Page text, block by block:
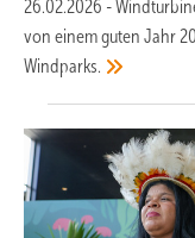
26.02.2026 -
von einem guten Jahr
Windparks.